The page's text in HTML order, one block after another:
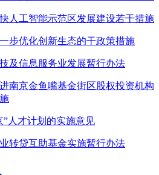
人工智能示范区发展建设若干措施
步优化创新生态的干政策措施
及信息服务业发展暂行办法
南京金鱼嘴基金街区股权投资机构
”人才计划的实施意见
转贷互助基金实施暂行办法